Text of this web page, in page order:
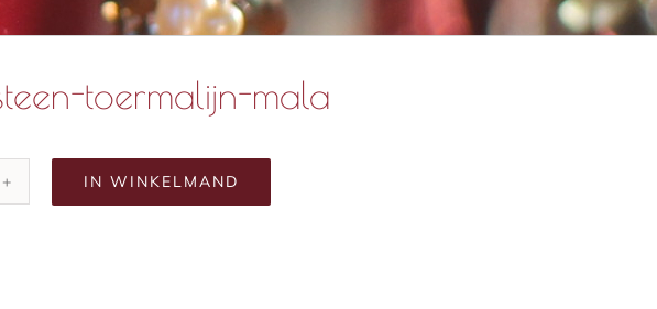
toermalijn-mala
IN WINKELMAND